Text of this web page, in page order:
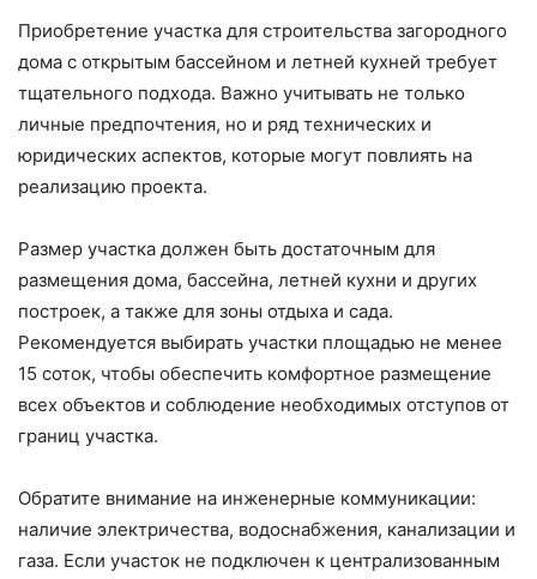
Приобретение участка для строительства загородного
дома с открытым бассейном и летней кухней требует
тщательного подхода. Важно учитывать не только
личные предпочтения, но и ряд технических и
юридических аспектов, которые могут повлиять на
реализацию проекта.
Размер участка должен быть достаточным для
размещения дома, бассейна, летней кухни и других
построек, а также для зоны отдыха и сада.
Рекомендуется выбирать участки площадью не менее
15 соток, чтобы обеспечить комфортное размещение
всех объектов и соблюдение необходимых отступов от
границ участка.
Обратите внимание на инженерные коммуникации:
наличие электричества, водоснабжения, канализации и
газа. Если участок не подключен к централизованным